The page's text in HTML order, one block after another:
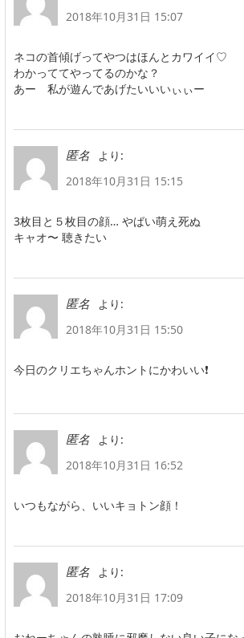
2018年10月31日 15:07
ネコの首傾げってやつはほんとカワイイ♡
わかっててやってるのかな？
あー 私が遊んであげたいいいぃぃー
匿名
より:
2018年10月31日 15:15
3枚目と５枚目の顔… やばい萌え死ぬ
キャオ〜 聴きたい
匿名
より:
2018年10月31日 15:50
今日のクリエちゃんホントにかわいい❗
匿名
より:
2018年10月31日 16:52
いつもながら、いいキョトン顔！
匿名
より:
2018年10月31日 17:09